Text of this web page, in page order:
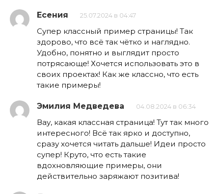
Есения 25.07.2024 в 04:47
Супер классный пример страницы! Так
здорово, что всё так чётко и наглядно.
Удобно, понятно и выглядит просто
потрясающе! Хочется использовать это в
своих проектах! Как же классно, что есть
такие примеры!
Эмилия Медведева 04.08.2024 в 06:34
Вау, какая классная страница! Тут так много
интересного! Всё так ярко и доступно,
сразу хочется читать дальше! Идеи просто
супер! Круто, что есть такие
вдохновляющие примеры, они
действительно заряжают позитива!